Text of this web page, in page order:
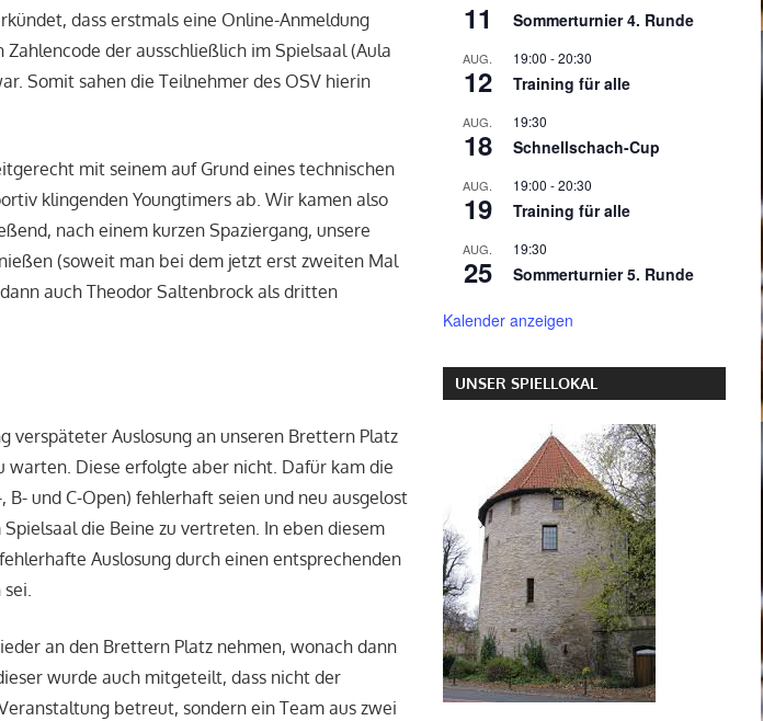
dass erstmals eine Online-Anmeldung
der ausschließlich im Spielsaal (Aula
Somit sahen die Teilnehmer des OSV hierin
mit seinem auf Grund eines technischen
klingenden Youngtimers ab. Wir kamen also
nach einem kurzen Spaziergang, unsere
(soweit man bei dem jetzt erst zweiten Mal
auch Theodor Saltenbrock als dritten
Auslosung an unseren Brettern Platz
warten. Diese erfolgte aber nicht. Dafür kam die
und C-Open) fehlerhaft seien und neu ausgelost
die Beine zu vertreten. In eben diesem
Auslosung durch einen entsprechenden
an den Brettern Platz nehmen, wonach dann
wurde auch mitgeteilt, dass nicht der
betreut, sondern ein Team aus zwei
11 Sommerturnier 4. Runde
AUG.
12
19:00 -20:30
Training für alle
AUG.
18
19:30
Schnellschach-Cup
AUG.
19
19:00 -20:30
Training für alle
AUG.
25
19:30
Sommerturnier 5. Runde
Kalender anzeigen
UNSER SPIELLOKAL